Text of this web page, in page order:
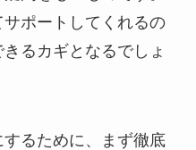
ポートしてくれるの
るカギとなるでしょ
るために、まず徹底